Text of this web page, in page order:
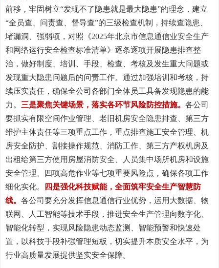
前移，牢固树立“发现不了隐患就是最大隐患”的理念，建立
“全员查、问责查、督导查”的三级检查机制，持续查隐患、
堵漏洞、强弱项，对照《2025年北京市信息通信业安全生产
和网络运行安全检查标准清单》逐条逐项开展隐患排查整
治，做好制度、培训、手段、检查、考核及发生重大问题或
发现重大隐患问题后的问责工作。通过加强培训和考核，持
续压实责任，确保全公司各部门全体员工具备发现隐患的能
力。 三是聚焦关键场景，落实各环节风险防控措施。 各公司
要抓实有限空间作业管理、老旧机房安全隐患排查、第三方
维护主体责任等三项重点工作，重点排查施工安全管理、机
房安全防护、割接操作规范、消防工作、第三方产权机房及
出租给第三方使用房屋消防安全、人员集中场所机房和设施
安全管理、四项高危作业等七项重要风险点，确保各项工作
细化实化。
四是强化科技赋能，全面筑牢安全生产智慧防
线。 各公司要充分发挥信息通信行业优势，运用大数据、物
联网、人工智能等技术手段，推进安全生产管理向数字化、
智能化转型，实现风险隐患动态监测、智能预警和快速处
置，以科技手段补强管理短板，切实提升本质安全水平，为
行业高质量发展提供坚实安全保障。